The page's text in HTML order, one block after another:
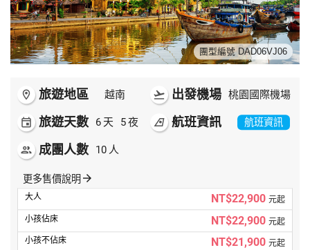
中東非洲
歐洲之旅
頂尖世界
二人成行
團型編號 DAD06VJ06
room 旅遊地區 越南
event 旅遊天數 6 天 5夜
people 成團人數 10 人
flight_takeoff 出發機場 桃園國際機場
airlines 航班資訊 航班資訊
更多售價說明 arrow_forward
NT$22,900 元起
NT$22,900 元起
NT$21,900 元起